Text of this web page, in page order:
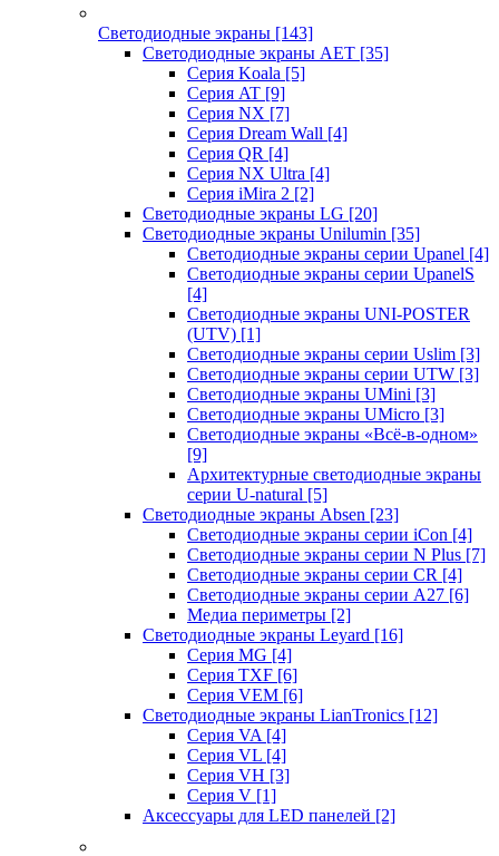
Светодиодные экраны [143]
Светодиодные экраны AET [35]
Cерия Koala [5]
Серия AT [9]
Серия NX [7]
Серия Dream Wall [4]
Серия QR [4]
Серия NX Ultra [4]
Серия iMira 2 [2]
Светодиодные экраны LG [20]
Светодиодные экраны Unilumin [35]
Светодиодные экраны серии Upanel [4]
Светодиодные экраны серии UpanelS
[4]
Светодиодные экраны UNI-POSTER
(UTV) [1]
Светодиодные экраны серии Uslim [3]
Светодиодные экраны серии UTW [3]
Светодиодные экраны UMini [3]
Светодиодные экраны UMicro [3]
Светодиодные экраны «Всё-в-одном»
[9]
Архитектурные светодиодные экраны
серии U-natural [5]
Светодиодные экраны Absen [23]
Светодиодные экраны серии iCon [4]
Светодиодные экраны серии N Plus [7]
Светодиодные экраны серии CR [4]
Светодиодные экраны серии А27 [6]
Медиа периметры [2]
Светодиодные экраны Leyard [16]
Серия MG [4]
Серия TXF [6]
Серия VEM [6]
Светодиодные экраны LianTronics [12]
Серия VA [4]
Серия VL [4]
Серия VH [3]
Серия V [1]
Аксессуары для LED панелей [2]